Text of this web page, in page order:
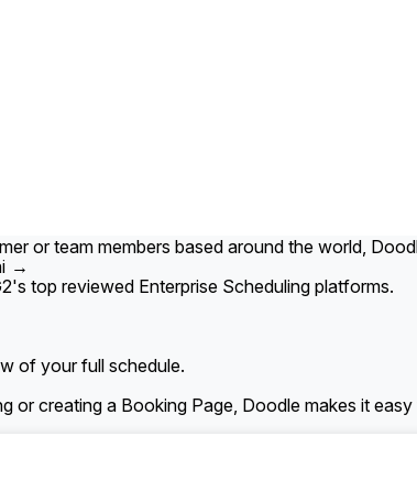
→
or team members based around the world,
top reviewed Enterprise Scheduling platforms.
of your full schedule.
creating a Booking Page, Doodle makes it